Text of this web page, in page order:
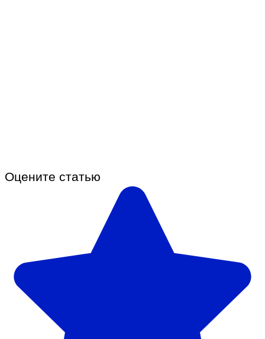
Оцените статью